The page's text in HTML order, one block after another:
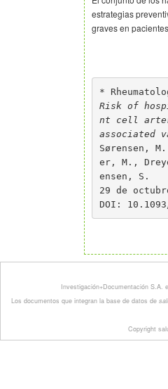
estrategias
graves en
*
Risk of
nt cell
associated
Sørensen,
er, M.,
ensen, S.
29 de
DOI:
Investigación+Documentación S.A.
Los documentos que integran la base de datos de
Copyright